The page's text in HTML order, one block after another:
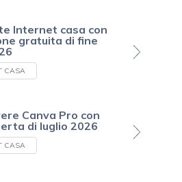
Internet casa con
gratuita di fine
CASA
Canva Pro con
di luglio 2026
CASA